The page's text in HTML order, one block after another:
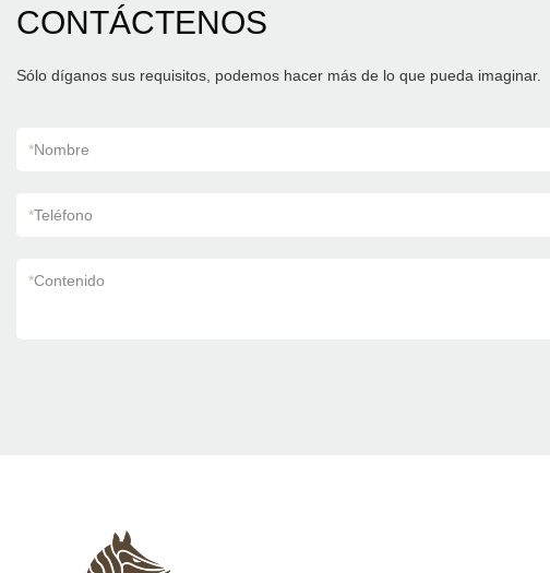
CONTÁCTENOS
Sólo díganos sus requisitos, podemos hacer más de lo que pueda imaginar.
*Nombre
*Teléfono
*Contenido